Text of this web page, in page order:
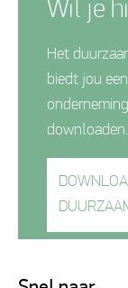
Wil je
Het
biedt jou
downloaden.